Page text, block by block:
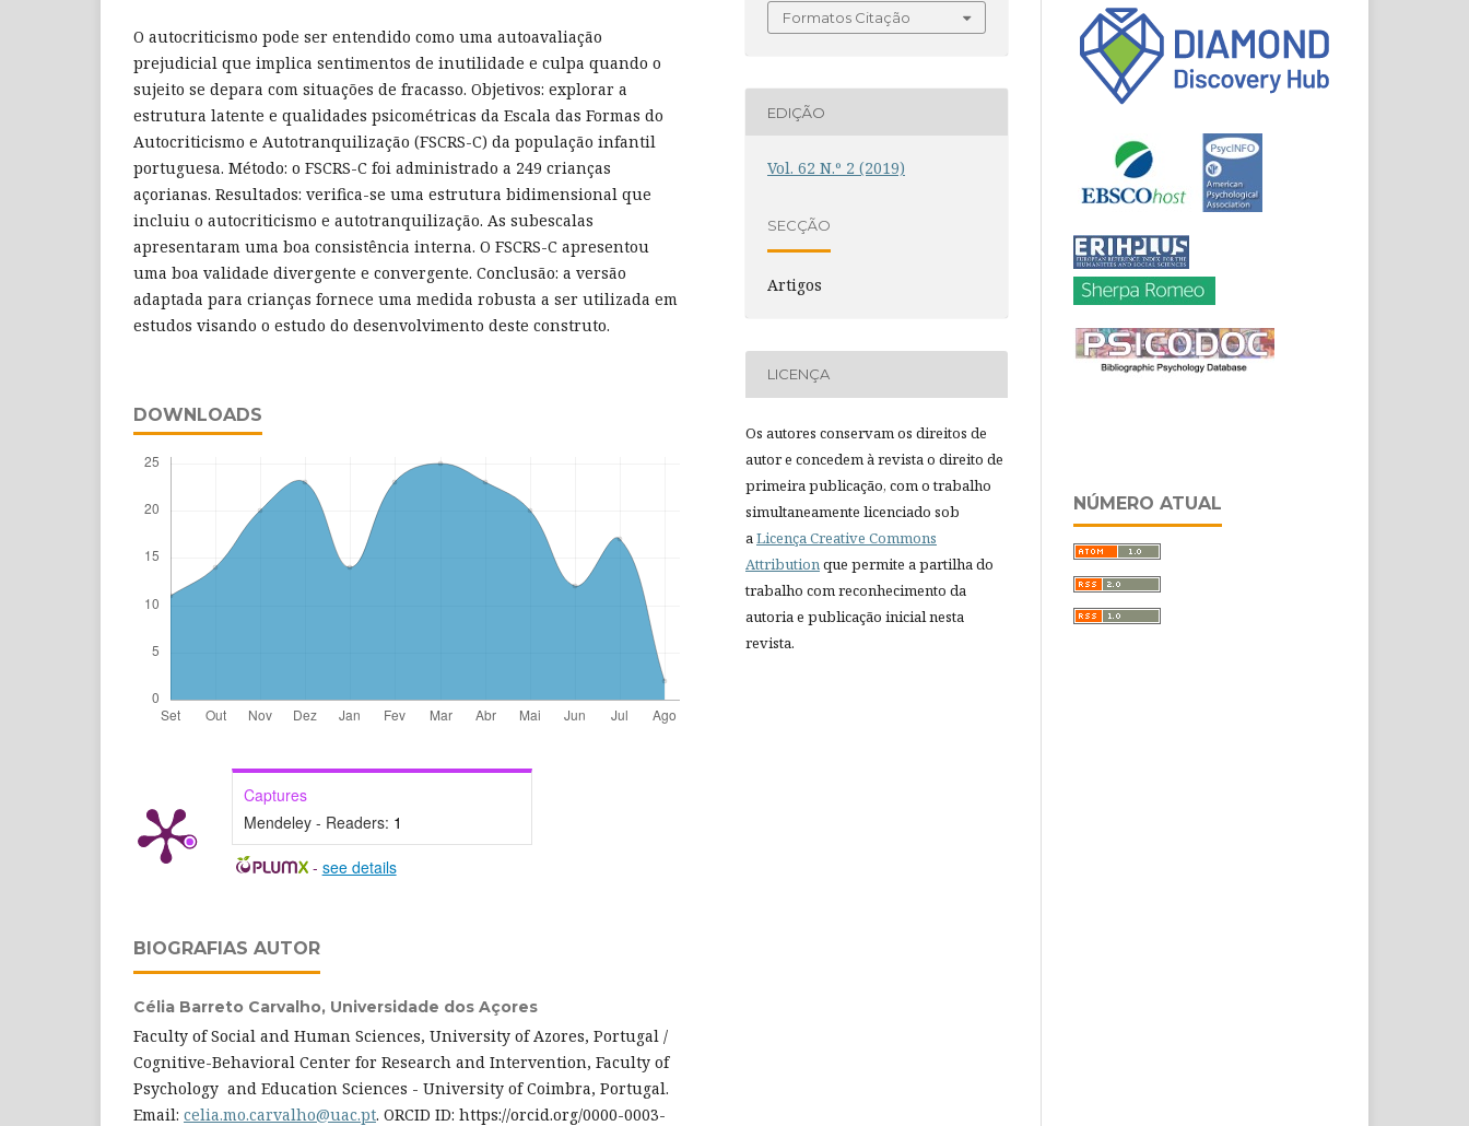
O autocriticismo pode ser entendido como uma autoavaliação
prejudicial que implica sentimentos de inutilidade e culpa quando o
sujeito se depara com situações de fracasso. Objetivos: explorar a
estrutura latente e qualidades psicométricas da Escala das Formas do
Autocriticismo e Autotranquilização (FSCRS-C) da população infantil
portuguesa. Método: o FSCRS-C foi administrado a 249 crianças
açorianas. Resultados: verifica-se uma estrutura bidimensional que
incluiu o autocriticismo e autotranquilização. As subescalas
apresentaram uma boa consistência interna. O FSCRS-C apresentou
uma boa validade divergente e convergente. Conclusão: a versão
adaptada para crianças fornece uma medida robusta a ser utilizada em
estudos visando o estudo do desenvolvimento deste construto.
DOWNLOADS
Captures
Mendeley - Readers: 1
- see details
BIOGRAFIAS AUTOR
Célia Barreto Carvalho, Universidade dos Açores
Faculty of Social and Human Sciences, University of Azores, Portugal /
Cognitive-Behavioral Center for Research and Intervention, Faculty of
Psychology and Education Sciences - University of Coimbra, Portugal.
Email: celia.mo.carvalho@uac.pt. ORCID ID: https://orcid.org/0000-0003-
Formatos Citação
EDIÇÃO
Vol. 62 N.º 2 (2019)
SECÇÃO
Artigos
LICENÇA
Os autores conservam os direitos de
autor e concedem à revista o direito de
primeira publicação, com o trabalho
simultaneamente licenciado sob
a Licença Creative Commons
Attribution que permite a partilha do
trabalho com reconhecimento da
autoria e publicação inicial nesta
revista.
NÚMERO ATUAL